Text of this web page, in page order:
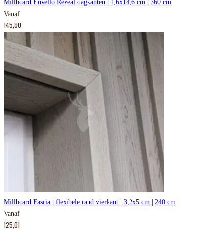
Millboard Envello Reveal dagkanten | 1,6x14,6 cm | 360 cm
Vanaf
145,90
Millboard Fascia | flexibele rand vierkant | 3,2x5 cm | 240 cm
Vanaf
125,01